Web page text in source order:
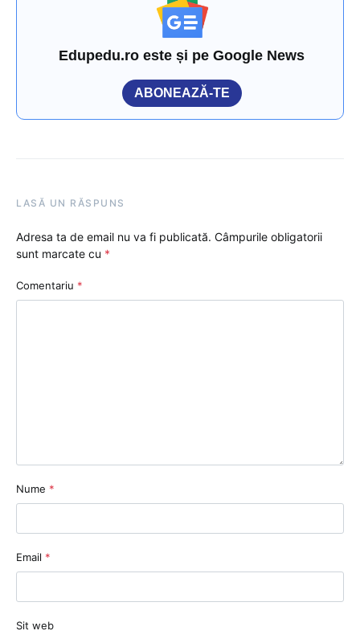
Edupedu.ro este și pe Google News
ABONEAZĂ-TE
LASĂ UN RĂSPUNS
Adresa ta de email nu va fi publicată. Câmpurile obligatorii
sunt marcate cu *
Comentariu *
Nume *
Email *
Sit web